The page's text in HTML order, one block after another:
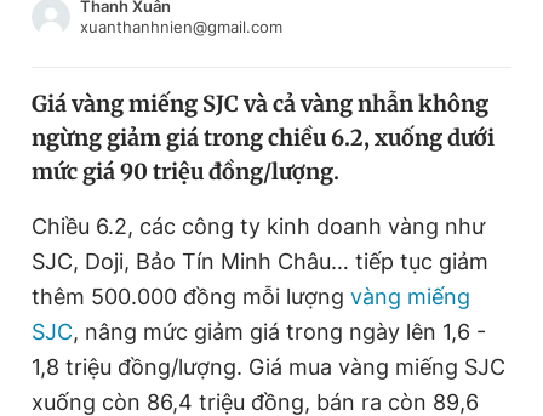
Chào ngày mới
Video Magazine
Sản phẩm khác
Tiện ích Bạn cần biết
Thông tin tòa soạn Liên hệ quảng cáo
Thanh Xuân
xuanthanhnien@gmail.com
Giá vàng miếng SJC và cả vàng nhẫn không
ngừng giảm giá trong chiều 6.2, xuống dưới
mức giá 90 triệu đồng/lượng.
Chiều 6.2, các công ty kinh doanh vàng như
SJC, Doji, Bảo Tín Minh Châu… tiếp tục giảm
thêm 500.000 đồng mỗi lượng vàng miếng
SJC, nâng mức giảm giá trong ngày lên 1,6 -
1,8 triệu đồng/lượng. Giá mua vàng miếng SJC
xuống còn 86,4 triệu đồng, bán ra còn 89,6